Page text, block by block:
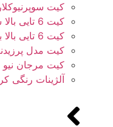
کیت سوپرنیوکلار
کیت 6 تایی بالا سوپر نیوکلار
کیت 6 تایی بالا برلیان
کیت مدل
کیت مرجان نیو
آلژینات رنگی